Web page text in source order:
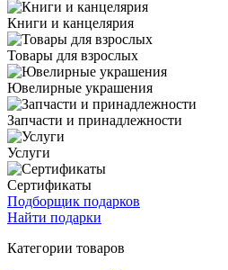
Книги и канцелярия
Товары для взрослых
Ювелирные украшения
Запчасти и принадлежности
Услуги
Сертификаты
Подборщик подарков
Найти подарки
Категории товаров